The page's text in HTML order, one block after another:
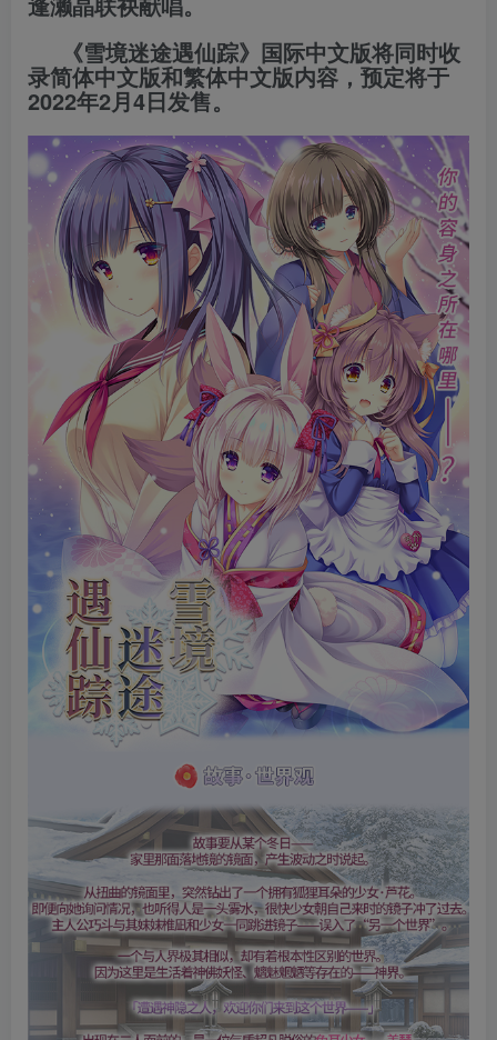
《雪境迷途遇仙踪》国际中文版将同时收
录简体中文版和繁体中文版内容，预定将于
2022年2月4日发售。